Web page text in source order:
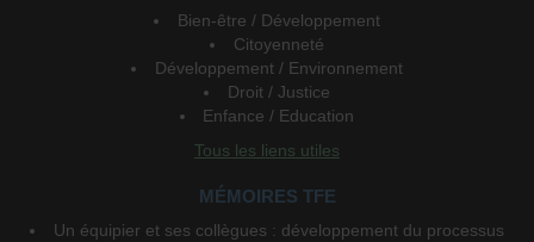
Bien-être / Développement
Citoyenneté
Développement / Environnement
Droit / Justice
Enfance / Education
Tous les liens utiles
MÉMOIRES TFE
Un équipier et ses collègues : développement du processus